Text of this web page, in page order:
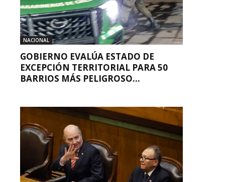
NACIONAL
GOBIERNO EVALÚA ESTADO DE
EXCEPCIÓN TERRITORIAL PARA 50
BARRIOS MÁS PELIGROSO...